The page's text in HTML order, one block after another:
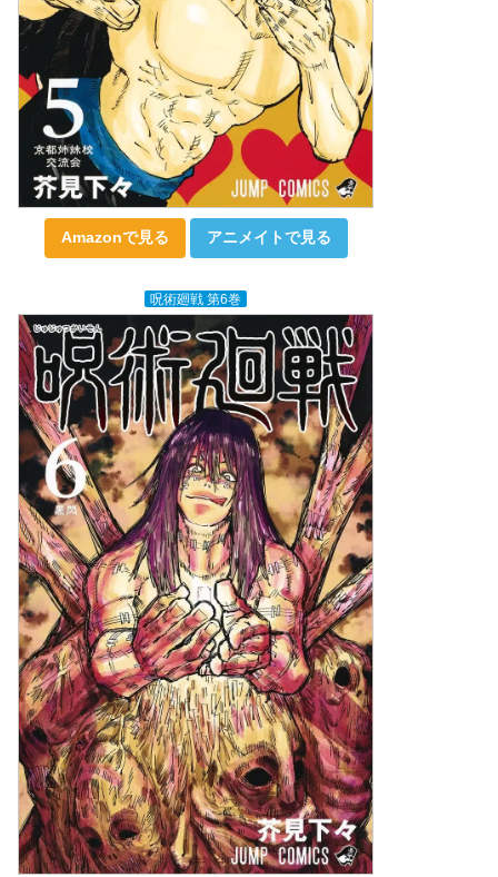
Amazonで見る アニメイトで見る
呪術廻戦 第6巻